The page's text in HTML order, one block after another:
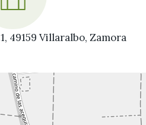
49159 Villaralbo, Zamora